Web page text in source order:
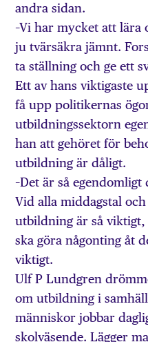
andra sidan.
–Vi har mycket att lära
ju tvärsäkra jämnt.
ta ställning och ge ett
Ett av hans viktigaste
få upp politikernas
utbildningssektorn
han att gehöret för
utbildning är dåligt.
–Det är så
Vid alla middagstal
utbildning är så
ska göra någonting åt
viktigt.
Ulf P Lundgren
om utbildning i
människor jobbar
skolväsende. Lägger